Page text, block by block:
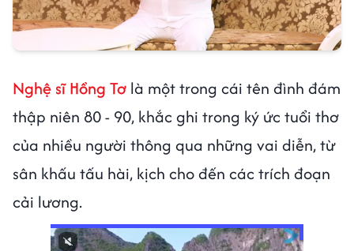
Nghệ sĩ Hồng Tơ là một trong cái tên đình đám
thập niên 80 - 90, khắc ghi trong ký ức tuổi thơ
của nhiều người thông qua những vai diễn, từ
sân khấu tấu hài, kịch cho đến các trích đoạn
cải lương.